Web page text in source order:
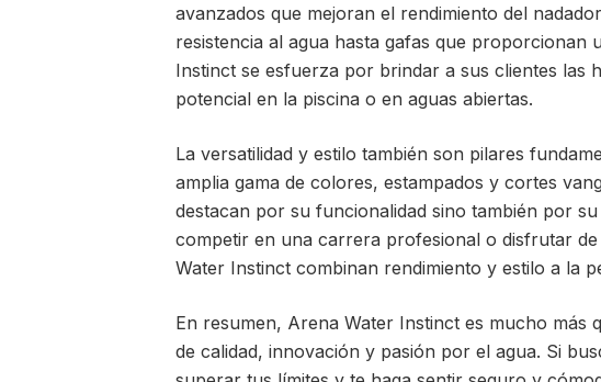
avanzados que mejoran el rendimiento del
resistencia al agua hasta gafas que proporcionan
Instinct se esfuerza por brindar a sus clientes las
potencial en la piscina o en aguas abiertas.
La versatilidad y estilo también son pilares
amplia gama de colores, estampados y cortes
destacan por su funcionalidad sino también por
competir en una carrera profesional o disfrutar
Water Instinct combinan rendimiento y estilo a la
En resumen, Arena Water Instinct es mucho más
de calidad, innovación y pasión por el agua. Si